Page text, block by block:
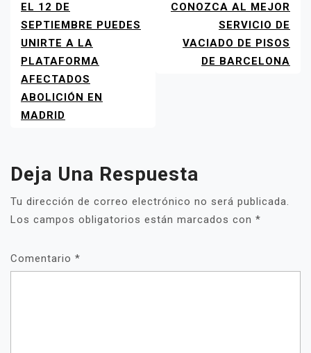
NAVEGACIÓN
DE
ENTRADAS
EL 12 DE
SEPTIEMBRE PUEDES
UNIRTE A LA
PLATAFORMA
AFECTADOS
ABOLICIÓN EN
MADRID
CONOZCA AL MEJOR
SERVICIO DE
VACIADO DE PISOS
DE BARCELONA
Deja Una Respuesta
Tu dirección de correo electrónico no será publicada.
Los campos obligatorios están marcados con *
Comentario *